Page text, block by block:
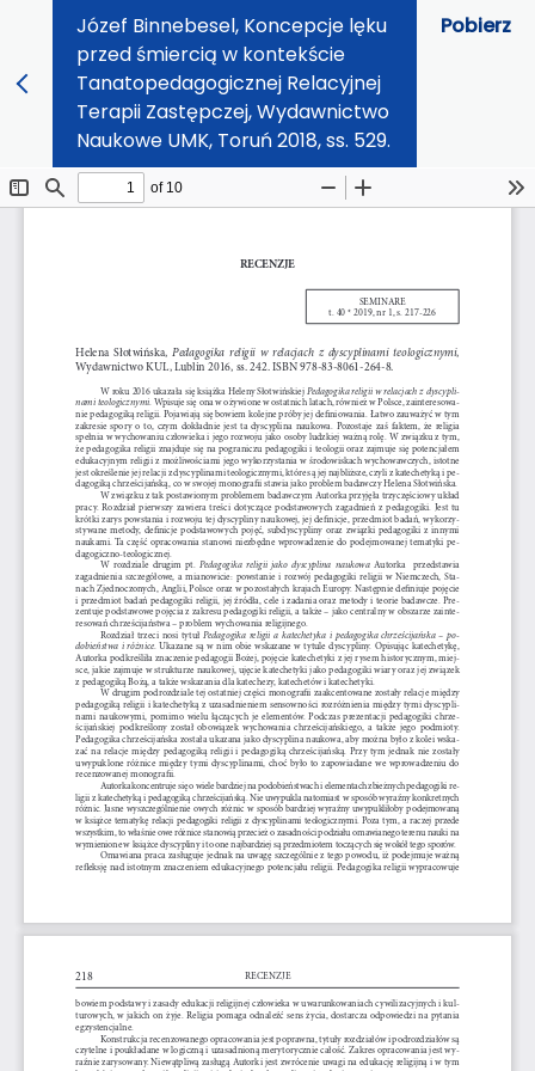
Józef Binnebesel, Koncepcje lęku
przed śmiercią w kontekście
Tanatopedagogicznej Relacyjnej
Terapii Zastępczej, Wydawnictwo
Naukowe UMK, Toruń 2018, ss. 529.
Pobierz